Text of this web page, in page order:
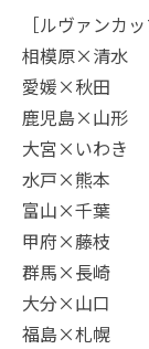
［ルヴァンカ
相模原×清水
愛媛×秋田
鹿児島×山形
大宮×いわき
水戸×熊本
富山×千葉
甲府×藤枝
群馬×長崎
大分×山口
福島×札幌